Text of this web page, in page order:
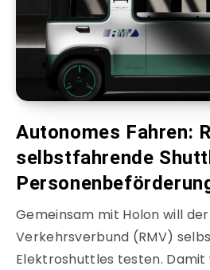
Autonomes Fahren:
selbstfahrende
Gemeinsam mit Holon will
Verkehrsverbund (RMV)
Elektroshuttles testen. Damit